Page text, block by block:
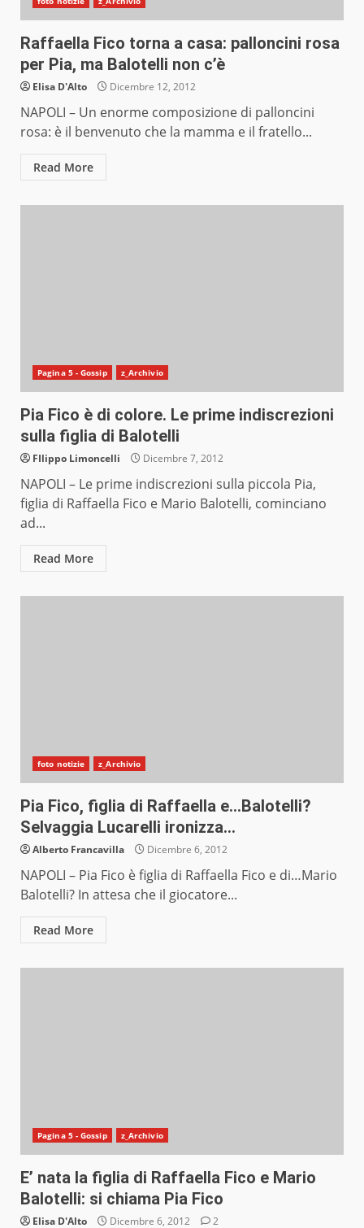
Raffaella Fico torna a casa: palloncini rosa
per Pia, ma Balotelli non c’è
Elisa D'Alto Dicembre 12, 2012
NAPOLI – Un enorme composizione di palloncini
rosa: è il benvenuto che la mamma e il fratello...
Read More
Pagina 5 - Gossip z_Archivio
Pia Fico è di colore. Le prime indiscrezioni
sulla figlia di Balotelli
FIlippo Limoncelli Dicembre 7, 2012
NAPOLI – Le prime indiscrezioni sulla piccola Pia,
figlia di Raffaella Fico e Mario Balotelli, cominciano
ad...
Read More
foto notizie z_Archivio
Pia Fico, figlia di Raffaella e…Balotelli?
Selvaggia Lucarelli ironizza…
Alberto Francavilla Dicembre 6, 2012
NAPOLI – Pia Fico è figlia di Raffaella Fico e di…Mario
Balotelli? In attesa che il giocatore...
Read More
Pagina 5 - Gossip z_Archivio
E’ nata la figlia di Raffaella Fico e Mario
Balotelli: si chiama Pia Fico
Elisa D'Alto Dicembre 6, 2012 2